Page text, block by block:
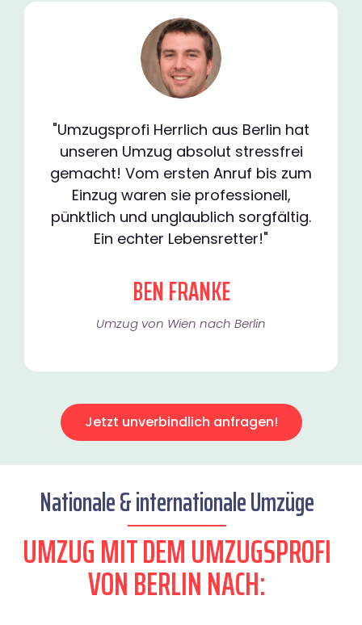
"Umzugsprofi Herrlich aus Berlin hat
unseren Umzug absolut stressfrei
gemacht! Vom ersten Anruf bis zum
Einzug waren sie professionell,
pünktlich und unglaublich sorgfältig.
Ein echter Lebensretter!"
BEN FRANKE
Umzug von Wien nach Berlin
Jetzt unverbindlich anfragen!
Nationale & internationale Umzüge
UMZUG MIT DEM UMZUGSPROFI
VON BERLIN NACH: